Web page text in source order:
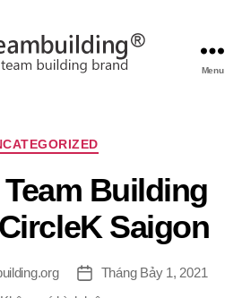
Menu
Chuyên
Building
Saigon
Ngày
đăng
Tháng Bảy 1, 2021